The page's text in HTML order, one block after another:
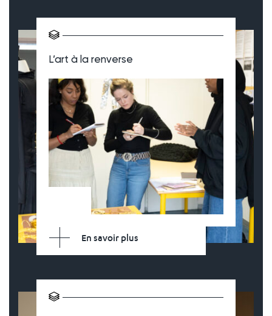
L’art à la renverse
En savoir plus